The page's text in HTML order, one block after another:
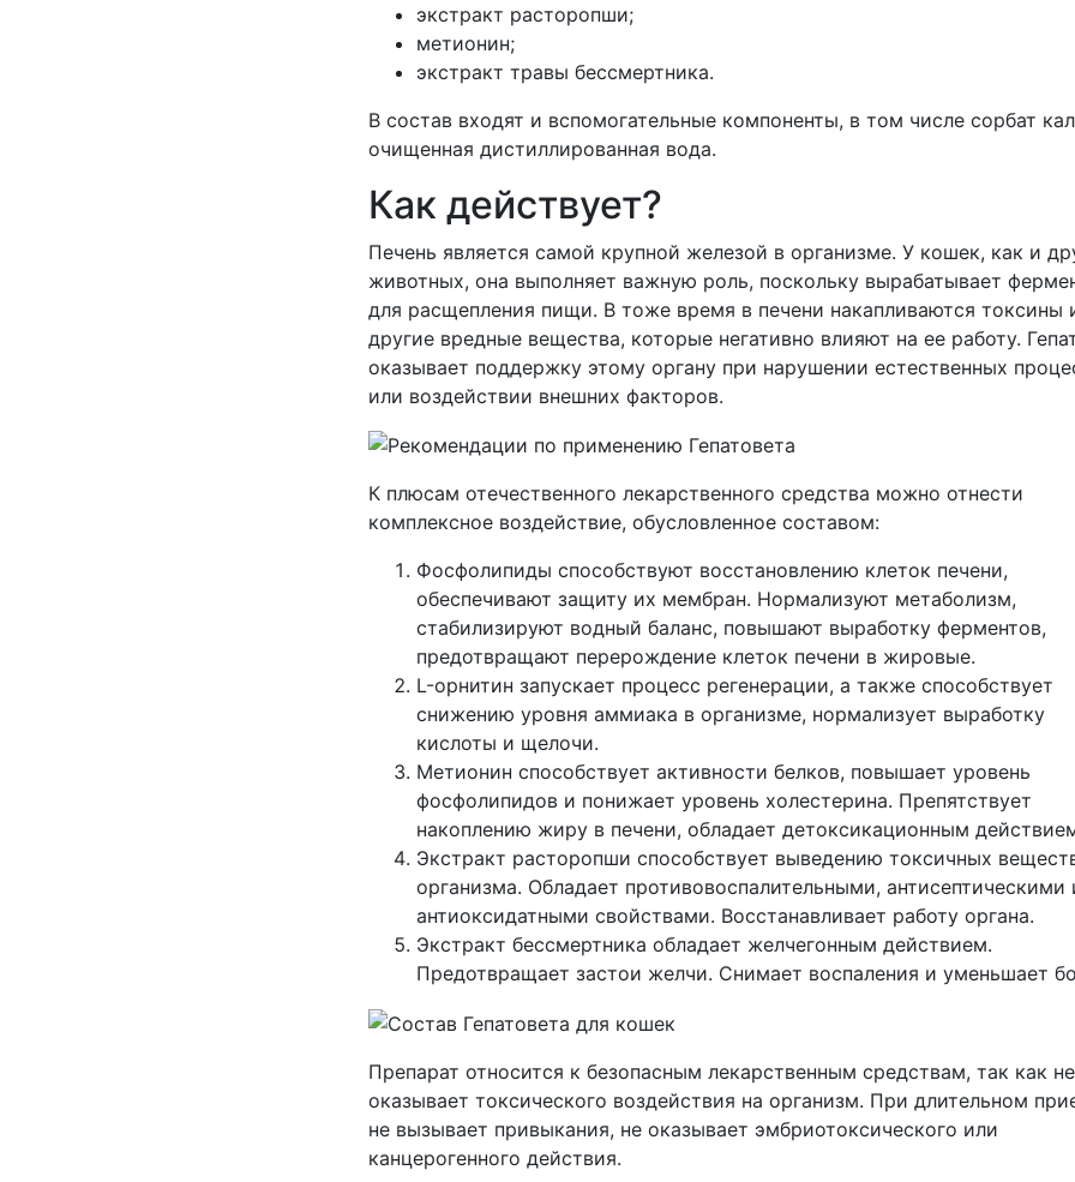
экстракт расторопши;
метионин;
экстракт травы бессмертника.
В состав входят и вспомогательные компоненты, в том числе сорбат
очищенная дистиллированная вода.
Как действует?
Печень является самой крупной железой в организме. У кошек, как и
животных, она выполняет важную роль, поскольку вырабатывает
для расщепления пищи. В тоже время в печени накапливаются токсины
другие вредные вещества, которые негативно влияют на ее работу.
оказывает поддержку этому органу при нарушении естественных
или воздействии внешних факторов.
К плюсам отечественного лекарственного средства можно отнести
комплексное воздействие, обусловленное составом:
Фосфолипиды способствуют восстановлению клеток печени,
обеспечивают защиту их мембран. Нормализуют метаболизм,
стабилизируют водный баланс, повышают выработку ферментов,
предотвращают перерождение клеток печени в жировые.
L-орнитин запускает процесс регенерации, а также способствует
снижению уровня аммиака в организме, нормализует выработку
кислоты и щелочи.
Метионин способствует активности белков, повышает уровень
фосфолипидов и понижает уровень холестерина. Препятствует
накоплению жиру в печени, обладает детоксикационным
Экстракт расторопши способствует выведению токсичных
организма. Обладает противовоспалительными, антисептическими
антиоксидатными свойствами. Восстанавливает работу органа.
Экстракт бессмертника обладает желчегонным действием.
Предотвращает застои желчи. Снимает воспаления и уменьшает
Препарат относится к безопасным лекарственным средствам, так как не
оказывает токсического воздействия на организм. При длительном
не вызывает привыкания, не оказывает эмбриотоксического или
канцерогенного действия.